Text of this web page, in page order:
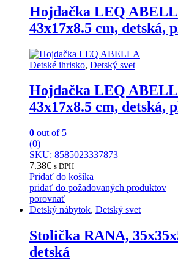
Hojdačka LEQ
43x17x8.5 cm, detská,
Detské ihrisko, Detský svet
Hojdačka LEQ
43x17x8.5 cm, detská,
0 out of 5
(0)
SKU: 8585023337873
7.38€ s DPH
Pridať do košíka
pridať do požadovaných produktov
porovnať
Detský nábytok, Detský svet
Stolička RANA,
detská